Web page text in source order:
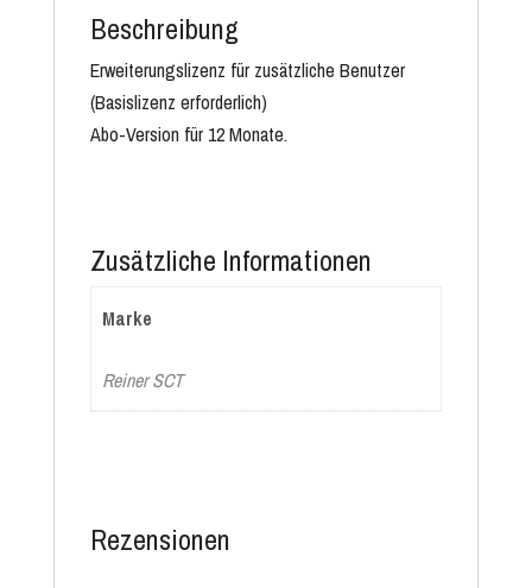
Beschreibung
Erweiterungslizenz für zusätzliche Benutzer
(Basislizenz erforderlich)
Abo-Version für 12 Monate.
Zusätzliche Informationen
Marke
Reiner SCT
Rezensionen